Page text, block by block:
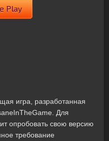
Play
игра, разработанная
Для
опробовать свою версию
требование